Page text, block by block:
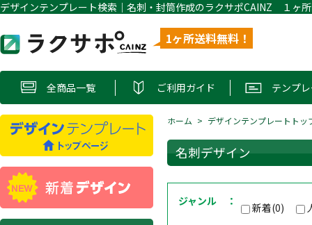
1ヶ所送料無料！
全商品一覧 ご利用ガイド テンプ
ホーム デザインテンプレートトッ
名刺デザイン
ジャンル ： 新着(0)